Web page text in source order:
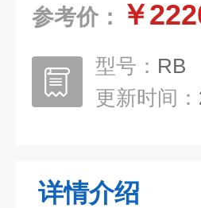
参考价： ￥
型号： RB
更新时间：
详情介绍